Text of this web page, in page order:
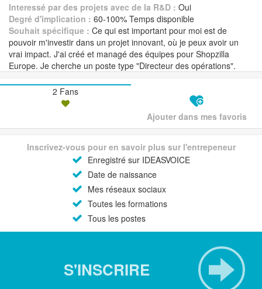
Interessé par des projets avec de la R&D : Oui
Degré d'implication : 60-100% Temps disponible
Souhait spécifique : Ce qui est important pour moi est de
pouvoir m'investir dans un projet innovant, où je peux avoir un
vrai impact. J'ai créé et managé des équipes pour Shopzilla
Europe. Je cherche un poste type "Directeur des opérations".
2 Fans
Ajouter dans mes favoris
Inscrivez-vous pour en savoir plus sur l'entrepeneur
Enregistré sur IDEASVOICE
Date de naissance
Mes réseaux sociaux
Toutes les formations
Tous les postes
S'INSCRIRE